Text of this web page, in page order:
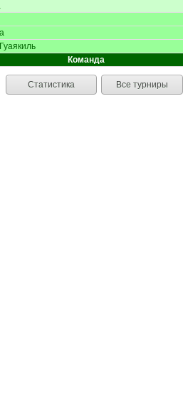
Гуаякиль
Команда
Статистика Все турниры